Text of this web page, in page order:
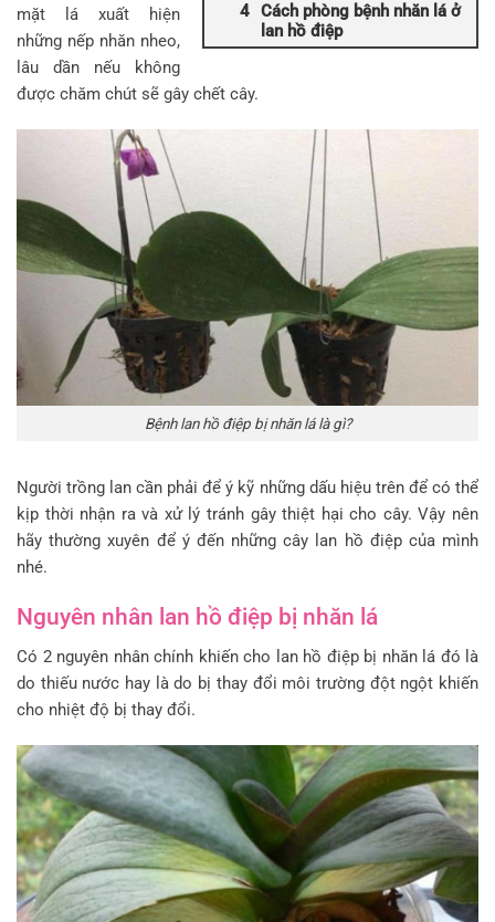
Cách phòng bệnh nhăn lá ở
lan hồ điệp
mặt lá xuất hiện
những nếp nhăn nheo,
lâu dần nếu không
được chăm chút sẽ gây chết cây.
Bệnh lan hồ điệp bị nhăn lá là gì?
Người trồng lan cần phải để ý kỹ những dấu hiệu trên để có thể
kịp thời nhận ra và xử lý tránh gây thiệt hại cho cây. Vậy nên
hãy thường xuyên để ý đến những cây lan hồ điệp của mình
nhé.
Nguyên nhân lan hồ điệp bị nhăn lá
Có 2 nguyên nhân chính khiến cho lan hồ điệp bị nhăn lá đó là
do thiếu nước hay là do bị thay đổi môi trường đột ngột khiến
cho nhiệt độ bị thay đổi.